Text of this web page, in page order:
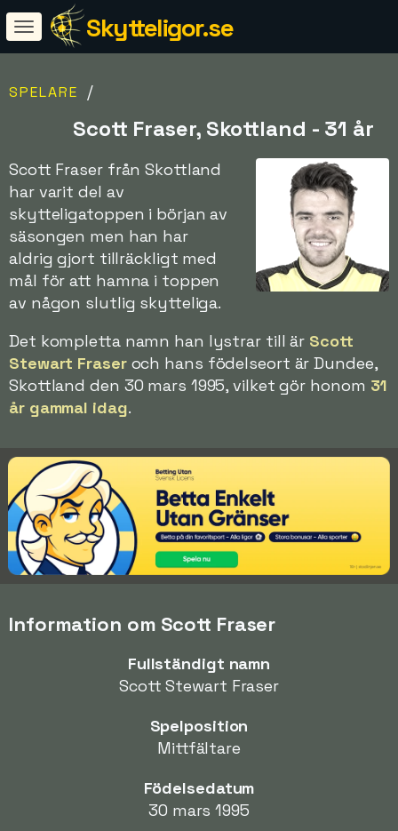
Skytteligor.se
SPELARE /
Scott Fraser, Skottland - 31 år
Scott Fraser från Skottland
har varit del av
skytteligatoppen i början av
säsongen men han har
aldrig gjort tillräckligt med
mål för att hamna i toppen
av någon slutlig skytteliga.
Det kompletta namn han lystrar till är Scott
Stewart Fraseroch hans födelseort är Dundee,
Skottland den 30 mars 1995, vilket gör honom 31
år gammal idag.
Information om Scott Fraser
Fullständigt namn
Scott Stewart Fraser
Spelposition
Mittfältare
Födelsedatum
30 mars 1995